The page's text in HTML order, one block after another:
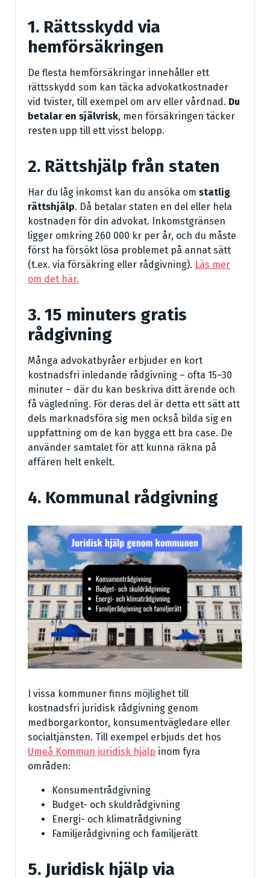
1. Rättsskydd via
hemförsäkringen
De flesta hemförsäkringar innehåller ett
rättsskydd som kan täcka advokatkostnader
vid tvister, till exempel om arv eller vårdnad. Du
betalar en självrisk, men försäkringen täcker
resten upp till ett visst belopp.
2. Rättshjälp från staten
Har du låg inkomst kan du ansöka om statlig
rättshjälp. Då betalar staten en del eller hela
kostnaden för din advokat. Inkomstgränsen
ligger omkring 260 000 kr per år, och du måste
först ha försökt lösa problemet på annat sätt
(t.ex. via försäkring eller rådgivning). Läs mer
om det här.
3. 15 minuters gratis
rådgivning
Många advokatbyråer erbjuder en kort
kostnadsfri inledande rådgivning – ofta 15–30
minuter – där du kan beskriva ditt ärende och
få vägledning. För deras del är detta ett sätt att
dels marknadsföra sig men också bilda sig en
uppfattning om de kan bygga ett bra case. De
använder samtalet för att kunna räkna på
affären helt enkelt.
4. Kommunal rådgivning
I vissa kommuner finns möjlighet till
kostnadsfri juridisk rådgivning genom
medborgarkontor, konsumentvägledare eller
socialtjänsten. Till exempel erbjuds det hos
Umeå Kommun juridisk hjälp inom fyra
områden:
Konsumentrådgivning
Budget- och skuldrådgivning
Energi- och klimatrådgivning
Familjerådgivning och familjerätt
5. Juridisk hjälp via